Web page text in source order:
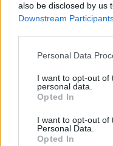
also be disclosed by us
Downstream
Please note that this
not limited to your visit
grant or deny consent
use your data for below
consent section.
Personal Data
I want to opt-out of
personal data.
Opted In
I want to opt-out of
Personal Data.
Opted In
palinta77• 2016. június 19.
Egy ideje
Legfőképpen azért,
időtöket, hogy
-köszönetképpen-
bemutatkozást.
mint az, hogy
A Hintafáról